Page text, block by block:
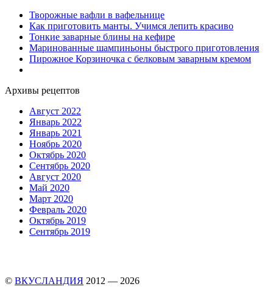
Творожные вафли в вафельнице
Как приготовить манты. Учимся лепить красиво
Тонкие заварные блины на кефире
Маринованные шампиньоны быстрого приготовления
Пирожное Корзиночка с белковым заварным кремом
Архивы рецептов
Август 2022
Январь 2022
Январь 2021
Ноябрь 2020
Октябрь 2020
Сентябрь 2020
Август 2020
Май 2020
Март 2020
Февраль 2020
Октябрь 2019
Сентябрь 2019
© ВКУСЛАНДИЯ 2012 — 2026